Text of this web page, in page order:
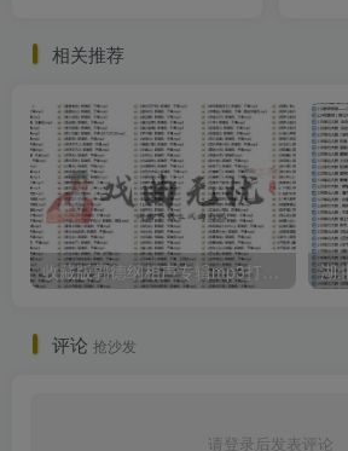
相关推荐
收藏版郭德纲相声专辑mp3打包戏曲下载
评论 抢沙发
请登录后发表评论